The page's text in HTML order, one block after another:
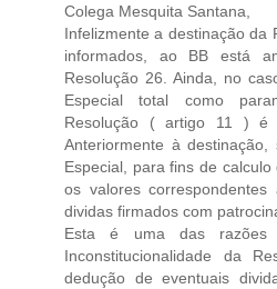
Colega Mesquita Santana,
Infelizmente a destinação da
informados, ao BB está
Resolução 26. Ainda, no
Especial total como
Resolução ( artigo 11 )
Anteriormente à
Especial, para fins de
os valores
dividas firmados com
Esta é uma das
Inconstitucionalidade da
dedução de eventuais